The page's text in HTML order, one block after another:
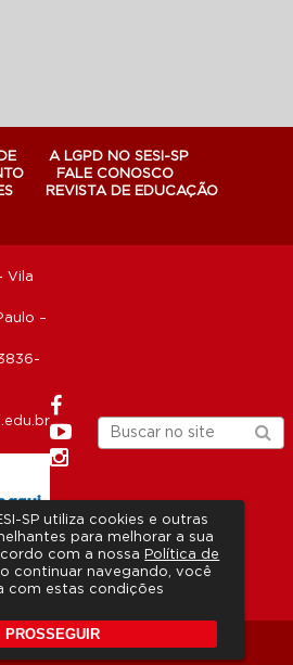
A LGPD NO SESI-SP
FALE CONOSCO
REVISTA DE EDUCAÇÃO
Vila
–
Todos os direitos reservados.
SP utiliza cookies e outras
para melhorar a sua
com a nossa Política de
continuar navegando, você
com estas condições
PROSSEGUIR